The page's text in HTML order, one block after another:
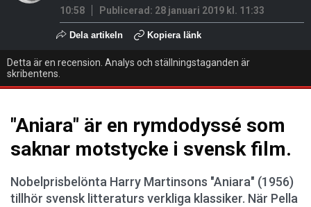
10:58
Publicerad: 28 januari 2019 kl. 11:33
Dela artikeln Kopiera länk
Detta är en recension. Analys och ställningstaganden är
skribentens.
"Aniara" är en rymdodyssé som
saknar motstycke i svensk film.
Nobelprisbelönta Harry Martinsons "Aniara" (1956)
tillhör svensk litteraturs verkliga klassiker. När Pella